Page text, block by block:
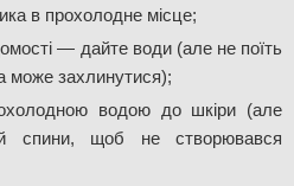
в прохолодне місце;
— дайте води (але не поїть
може захлинутися);
водою до шкіри (але
спини, щоб не створювався